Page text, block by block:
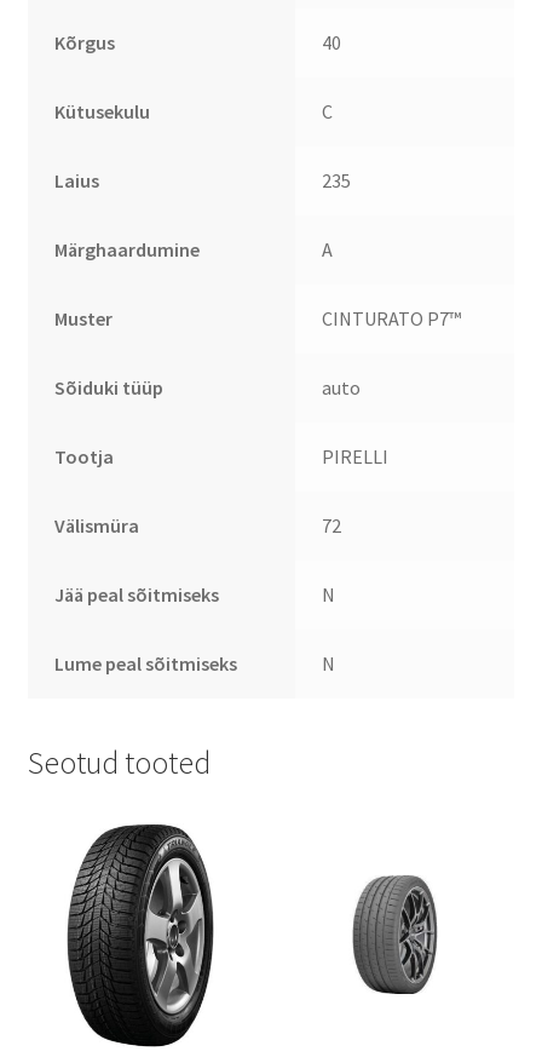
Kõrgus 40
Kütusekulu C
Laius 235
Märghaardumine A
Muster CINTURATO P7™
Sõiduki tüüp auto
Tootja PIRELLI
Välismüra 72
Jää peal sõitmiseks N
Lume peal sõitmiseks N
Seotud tooted